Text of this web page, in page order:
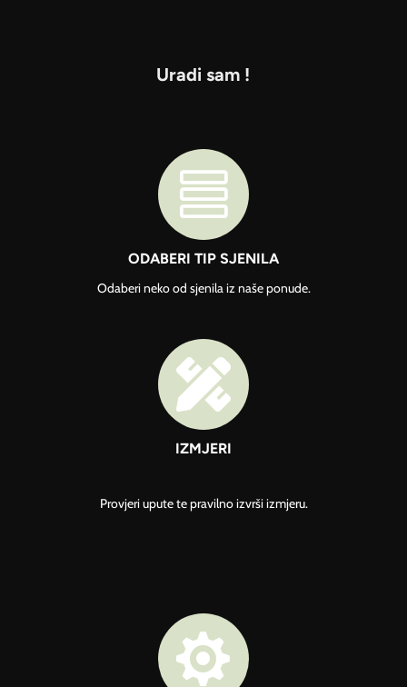
Uradi sam !

ODABERI TIP SJENILA
Odaberi neko od sjenila iz naše ponude.

IZMJERI
Provjeri upute te pravilno izvrši izmjeru.
